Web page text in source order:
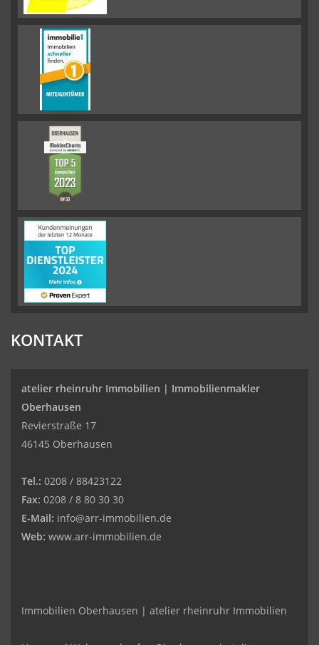
KONTAKT
atelier rheinruhr Immobilien | Immobilienmakler
Oberhausen
Revierstraße 17
46145 Oberhausen
Tel.: 0208 / 88423122
Fax: 0208 / 8 80 30 30
E-Mail: info@arr-immobilien.de
Web: www.arr-immobilien.de
Immobilien Oberhausen | atelier rheinruhr Immobilien